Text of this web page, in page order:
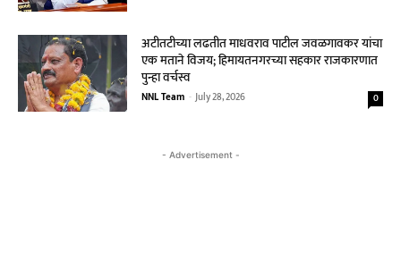
अटीतटीच्या लढतीत माधवराव पाटील जवळगावकर यांचा
एक मताने विजय; हिमायतनगरच्या सहकार राजकारणात
पुन्हा वर्चस्व
NNL Team - July 28, 2026 0
- Advertisement -